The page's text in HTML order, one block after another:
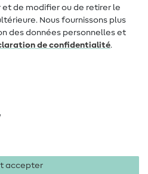
et de modifier ou de retirer le
Nous fournissons plus
des données personnelles et
de confidentialité.
accepter